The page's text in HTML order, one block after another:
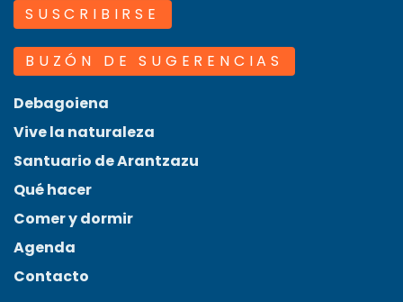
SUSCRIBIRSE
BUZÓN DE SUGERENCIAS
Debagoiena
Vive la naturaleza
Santuario de Arantzazu
Qué hacer
Comer y dormir
Agenda
Contacto